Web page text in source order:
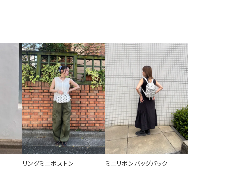
リングミニボストン ミニリボンバッグパック